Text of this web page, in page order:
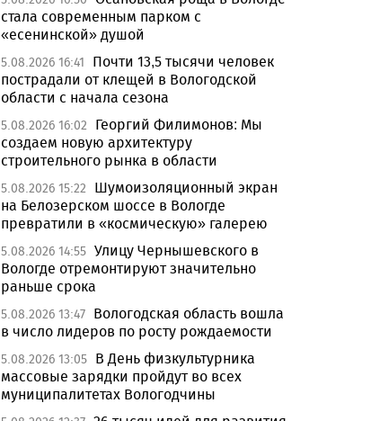
стала современным парком с
«есенинской» душой
5.08.2026 16:41
Почти 13,5 тысячи человек
пострадали от клещей в Вологодской
области с начала сезона
5.08.2026 16:02
Георгий Филимонов: Мы
создаем новую архитектуру
строительного рынка в области
5.08.2026 15:22
Шумоизоляционный экран
на Белозерском шоссе в Вологде
превратили в «космическую» галерею
5.08.2026 14:55 Улицу Чернышевского в
Вологде отремонтируют значительно
раньше срока
5.08.2026 13:47 Вологодская область вошла
в число лидеров по росту рождаемости
5.08.2026 13:05 В День физкультурника
массовые зарядки пройдут во всех
муниципалитетах Вологодчины